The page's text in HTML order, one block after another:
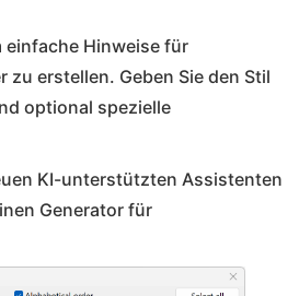
einfache Hinweise für
erstellen. Geben Sie den Stil
optional spezielle
KI-unterstützten Assistenten
Generator für